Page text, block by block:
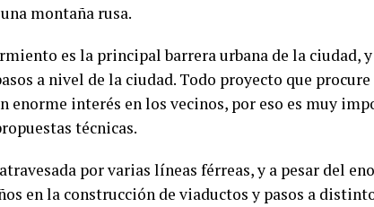
montaña rusa.
es la principal barrera urbana de la ciudad,
a nivel de la ciudad. Todo proyecto que
enorme interés en los vecinos, por eso es muy
técnicas.
por varias líneas férreas, y a pesar del
en la construcción de viaductos y pasos a